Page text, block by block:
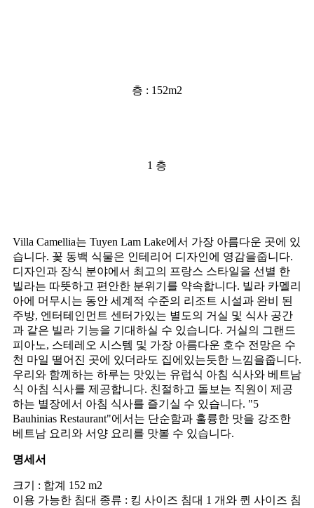
층 : 152m2
1 층
Villa Camellia는 Tuyen Lam Lake에서 가장 아름다운 곳에 있
습니다. 꽃 동백 식물은 인테리어 디자인에 영감을줍니다.
디자인과 장식 분야에서 최고의 프랑스 스타일을 선별 한
빌라는 따뜻하고 편안한 분위기를 약속합니다. 빌라 카멜리
아에 머무시는 동안 세계적 수준의 리조트 시설과 완비 된
주방, 엔터테인먼트 센터가있는 별도의 거실 및 식사 공간
과 같은 빌라 기능을 기대하실 수 있습니다. 거실의 그랜드
피아노, 스테레오 시스템 및 가장 아름다운 호수 전망은 수
천 마일 떨어진 곳에 있더라도 집에있는듯한 느낌을줍니다.
우리와 함께하는 하루는 맛있는 유럽식 아침 식사와 베트남
식 아침 식사를 제공합니다. 친절하고 돌보는 직원이 제공
하는 별장에서 아침 식사를 즐기실 수 있습니다. "5
Bauhinias Restaurant"에서는 단순함과 훌륭한 맛을 강조한
베트남 요리와 서양 요리를 맛볼 수 있습니다.
명세서
크기 : 합계 152 m2
이용 가능한 침대 종류 : 킹 사이즈 침대 1 개와 퀸 사이즈 침